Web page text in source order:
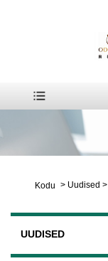
Kodu > Uudised >
UUDISED